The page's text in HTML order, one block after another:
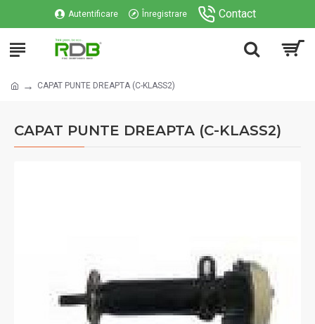
Autentificare Înregistrare Contact
CAPAT PUNTE DREAPTA (C-KLASS2)
CAPAT PUNTE DREAPTA (C-KLASS2)